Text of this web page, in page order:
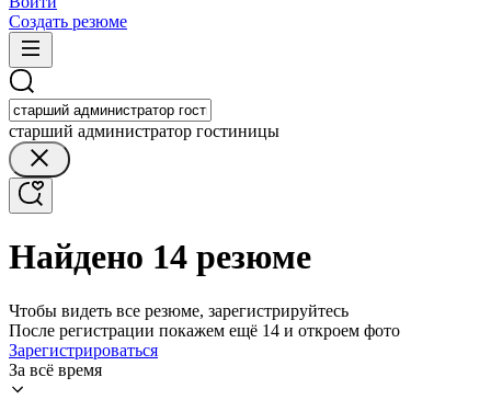
Создать резюме
старший администратор гостиницы
Найдено 14 резюме
Чтобы видеть все резюме, зарегистрируйтесь
После регистрации покажем ещё 14 и откроем фото
Зарегистрироваться
За всё время